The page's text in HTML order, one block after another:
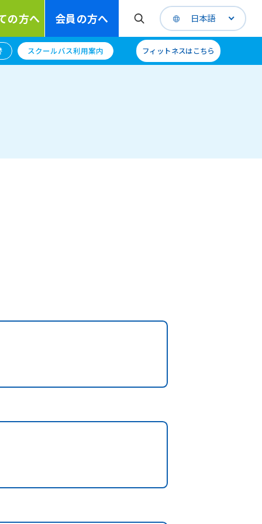
の方へ 会員の方へ 日本語
スクールバス利用案内 フィットネスはこちら